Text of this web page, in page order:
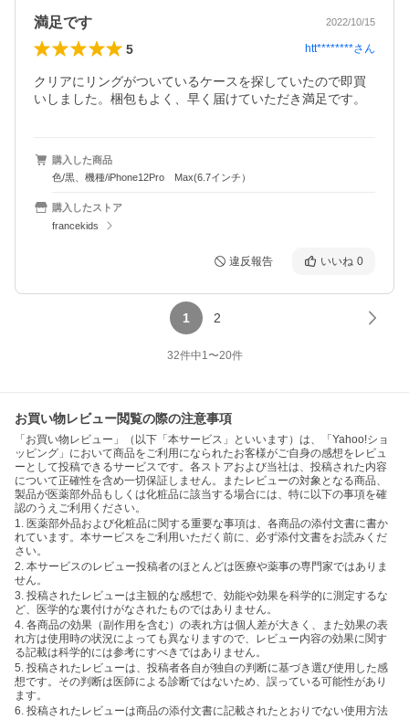
満足です 2022/10/15
5 htt********さん
クリアにリングがついているケースを探していたので即買
いしました。梱包もよく、早く届けていただき満足です。
購入した商品
色/黒、機種/iPhone12Pro Max(6.7インチ）
購入したストア
francekids
違反報告 いいね 0
1 2
32件中1〜20件
お買い物レビュー閲覧の際の注意事項
「お買い物レビュー」（以下「本サービス」といいます）は、「Yahoo!ショ
ッピング」において商品をご利用になられたお客様がご自身の感想をレビュ
ーとして投稿できるサービスです。各ストアおよび当社は、投稿された内容
について正確性を含め一切保証しません。またレビューの対象となる商品、
製品が医薬部外品もしくは化粧品に該当する場合には、特に以下の事項を確
認のうえご利用ください。
1. 医薬部外品および化粧品に関する重要な事項は、各商品の添付文書に書か
れています。本サービスをご利用いただく前に、必ず添付文書をお読みくだ
さい。
2. 本サービスのレビュー投稿者のほとんどは医療や薬事の専門家ではありま
せん。
3. 投稿されたレビューは主観的な感想で、効能や効果を科学的に測定するな
ど、医学的な裏付けがなされたものではありません。
4. 各商品の効果（副作用を含む）の表れ方は個人差が大きく、また効果の表
れ方は使用時の状況によっても異なりますので、レビュー内容の効果に関す
る記載は科学的には参考にすべきではありません。
5. 投稿されたレビューは、投稿者各自が独自の判断に基づき選び使用した感
想です。その判断は医師による診断ではないため、誤っている可能性があり
ます。
6. 投稿されたレビューは商品の添付文書に記載されたとおりでない使用方法